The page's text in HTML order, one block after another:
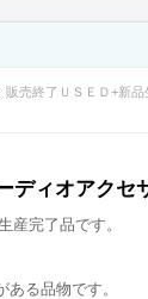
販売終了ＵＳＥＤ+新
ディオアクセ
産完了品です。
る品物です。